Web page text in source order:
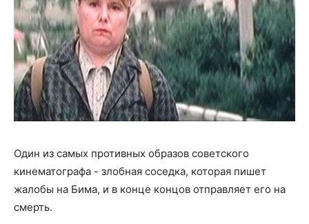
Один из самых противных образов советского
кинематографа - злобная соседка, которая пишет
жалобы на Бима, и в конце концов отправляет его на
смерть.